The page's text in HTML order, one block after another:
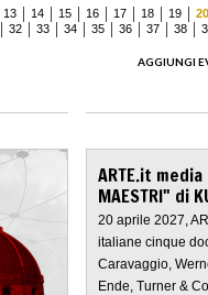
13 14 15 16 17 18 19
20
32 33 34 35 36 37 38
AGGIUNGI
ARTE.it
MAESTRI" di
20 aprile 2027,
italiane cinque
Caravaggio,
Ende, Turner &